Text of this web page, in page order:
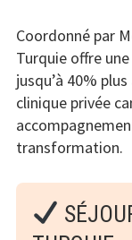
Coordonné par
Turquie offre
jusqu’à 40%
clinique privée
transformation.